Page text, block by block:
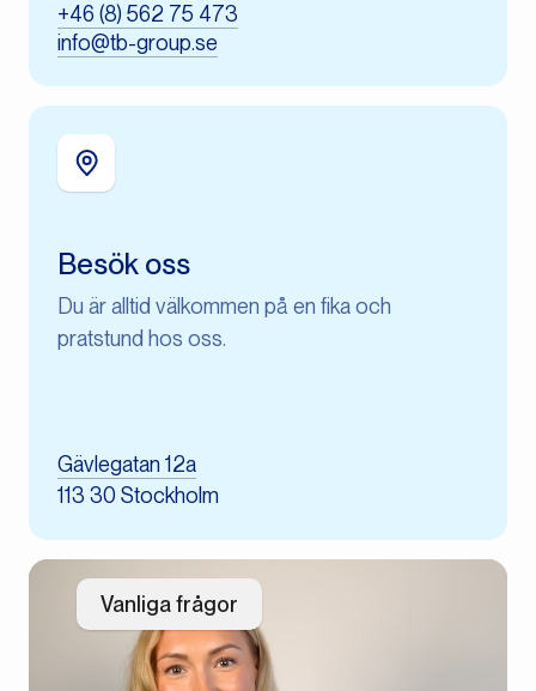
+46 (8) 562 75 473
info@tb-group.se
Besök oss
Du är alltid välkommen på en fika och
pratstund hos oss.
Gävlegatan 12a
113 30 Stockholm
Vanliga frågor